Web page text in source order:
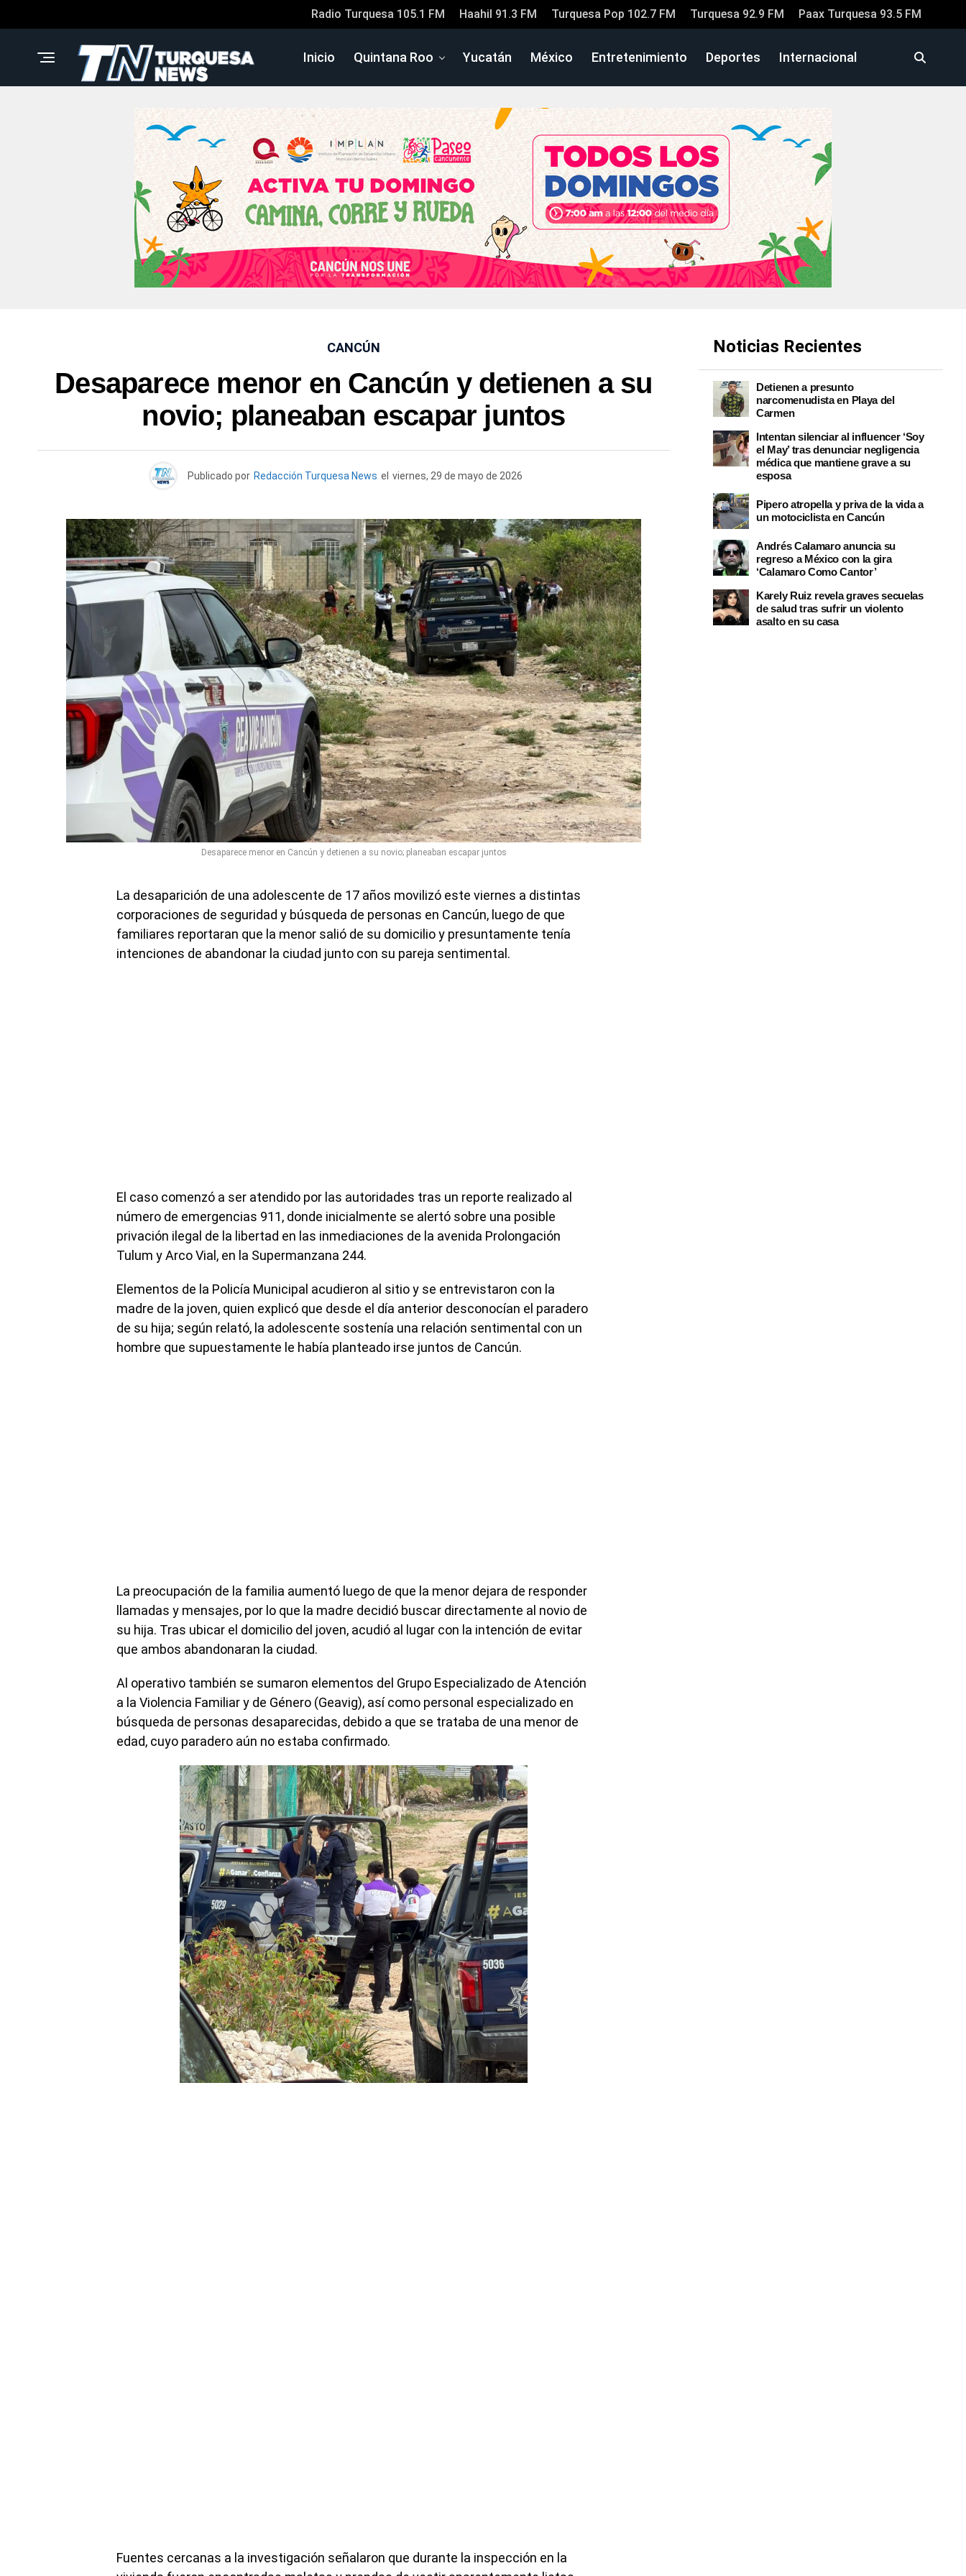
Radio Turquesa 105.1 FM Haahil 91.3 FM Turquesa Pop 102.7 FM Turquesa 92.9 FM Paax Turquesa 93.5 FM
Inicio Quintana Roo Yucatán México Entretenimiento Deportes Internacional
CANCÚN
Desaparece menor en Cancún y detienen a su
novio; planeaban escapar juntos
Publicado por Redacción Turquesa News el viernes, 29 de mayo de 2026
Desaparece menor en Cancún y detienen a su novio; planeaban escapar juntos
La desaparición de una adolescente de 17 años movilizó este viernes a distintas
corporaciones de seguridad y búsqueda de personas en Cancún, luego de que
familiares reportaran que la menor salió de su domicilio y presuntamente tenía
intenciones de abandonar la ciudad junto con su pareja sentimental.
El caso comenzó a ser atendido por las autoridades tras un reporte realizado al
número de emergencias 911, donde inicialmente se alertó sobre una posible
privación ilegal de la libertad en las inmediaciones de la avenida Prolongación
Tulum y Arco Vial, en la Supermanzana 244.
Elementos de la Policía Municipal acudieron al sitio y se entrevistaron con la
madre de la joven, quien explicó que desde el día anterior desconocían el paradero
de su hija; según relató, la adolescente sostenía una relación sentimental con un
hombre que supuestamente le había planteado irse juntos de Cancún.
La preocupación de la familia aumentó luego de que la menor dejara de responder
llamadas y mensajes, por lo que la madre decidió buscar directamente al novio de
su hija. Tras ubicar el domicilio del joven, acudió al lugar con la intención de evitar
que ambos abandonaran la ciudad.
Al operativo también se sumaron elementos del Grupo Especializado de Atención
a la Violencia Familiar y de Género (Geavig), así como personal especializado en
búsqueda de personas desaparecidas, debido a que se trataba de una menor de
edad, cuyo paradero aún no estaba confirmado.
Fuentes cercanas a la investigación señalaron que durante la inspección en la
Noticias Recientes
Detienen a presunto
narcomenudista en Playa del
Carmen
Intentan silenciar al influencer ‘Soy
el May’ tras denunciar negligencia
médica que mantiene grave a su
esposa
Pipero atropella y priva de la vida a
un motociclista en Cancún
Andrés Calamaro anuncia su
regreso a México con la gira
‘Calamaro Como Cantor’
Karely Ruiz revela graves secuelas
de salud tras sufrir un violento
asalto en su casa